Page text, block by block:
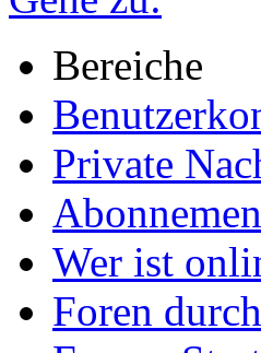
Bereiche
Private
Wer ist
Foren